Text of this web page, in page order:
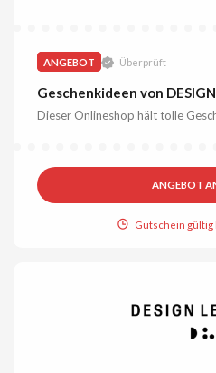
ANGEBOT Überprüft
Geschenkideen von DESIGN
Dieser Onlineshop hält tolle
ANGEBOT
Gutschein gültig